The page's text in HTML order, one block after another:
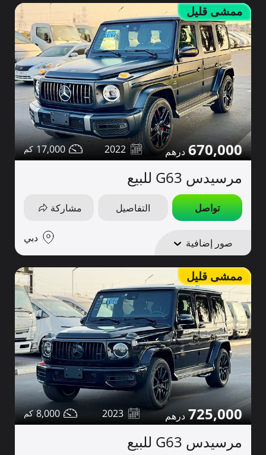
ممشى قليل
670,000
2022
17,000
مرسيدس G63 للبيع
تواصل التفاصيل مشاركة
صور إضافية دبي
ممشى قليل
725,000
2023
8,000
مرسيدس G63 للبيع